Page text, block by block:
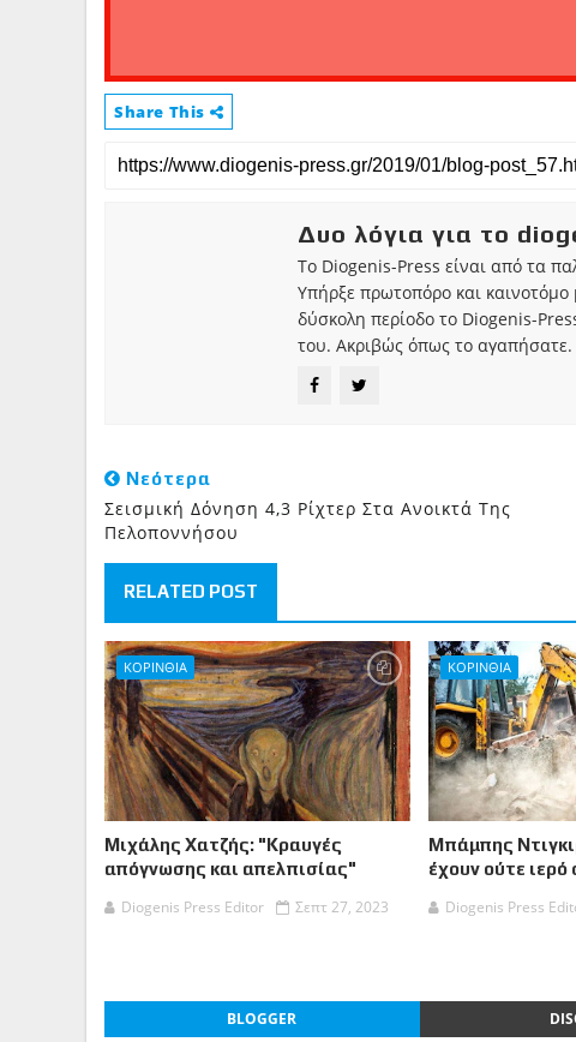
Share This
Δυο λόγια για το
Το Diogenis-Press είναι από τα
Υπήρξε πρωτοπόρο και
δύσκολη περίοδο το Diogenis-
του. Ακριβώς όπως το αγαπήσατε.
Νεότερα
Σεισμική Δόνηση 4,3 Ρίχτερ Στα Ανοικτά Της
Πελοποννήσου
RELATED POST
ΚΟΡΙΝΘΙA
Μιχάλης Χατζής: "Κραυγές
απόγνωσης και απελπισίας"
Diogenis Press Editor
Σεπτ 27, 2023
ΚΟΡΙΝΘΙΑ
Μπάμπης
έχουν ούτε ιερό
Diogenis Press
BLOGGER